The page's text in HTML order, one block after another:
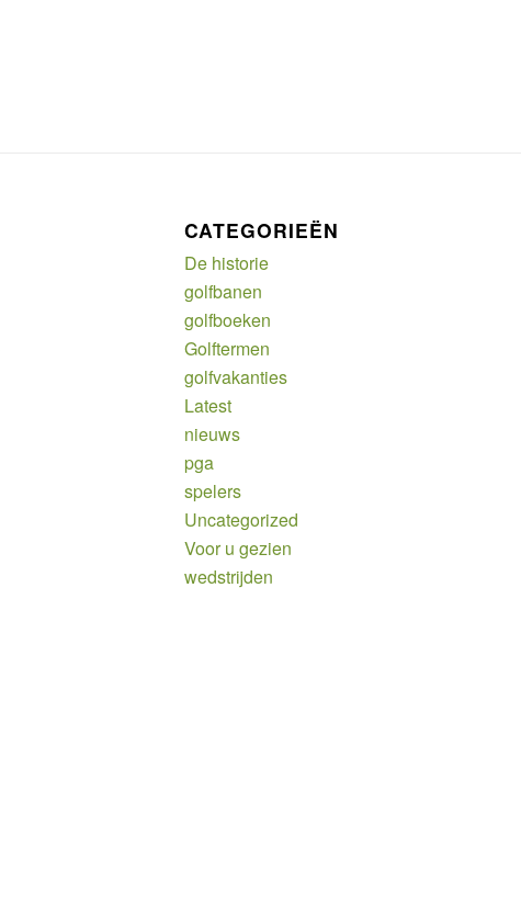
CATEGORIEËN
De historie
golfbanen
golfboeken
Golftermen
golfvakanties
Latest
nieuws
pga
spelers
Uncategorized
Voor u gezien
wedstrijden